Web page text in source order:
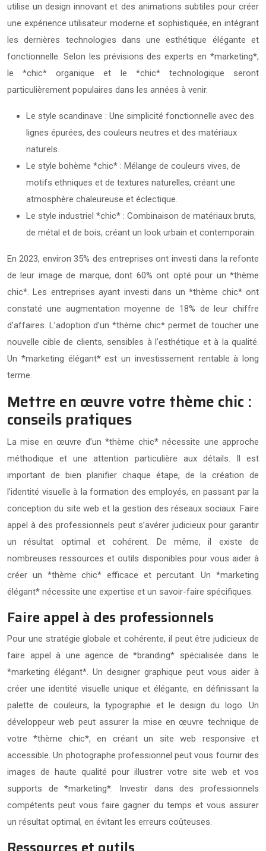
utilise un design innovant et des animations subtiles pour créer
une expérience utilisateur moderne et sophistiquée, en intégrant
les dernières technologies dans une esthétique élégante et
fonctionnelle. Selon les prévisions des experts en *marketing*,
le *chic* organique et le *chic* technologique seront
particulièrement populaires dans les années à venir.
Le style scandinave : Une simplicité fonctionnelle avec des
lignes épurées, des couleurs neutres et des matériaux
naturels.
Le style bohème *chic* : Mélange de couleurs vives, de
motifs ethniques et de textures naturelles, créant une
atmosphère chaleureuse et éclectique.
Le style industriel *chic* : Combinaison de matériaux bruts,
de métal et de bois, créant un look urbain et contemporain.
En 2023, environ 35% des entreprises ont investi dans la refonte
de leur image de marque, dont 60% ont opté pour un *thème
chic*. Les entreprises ayant investi dans un *thème chic* ont
constaté une augmentation moyenne de 18% de leur chiffre
d’affaires. L’adoption d’un *thème chic* permet de toucher une
nouvelle cible de clients, sensibles à l’esthétique et à la qualité.
Un *marketing élégant* est un investissement rentable à long
terme.
Mettre en œuvre votre thème chic :
conseils pratiques
La mise en œuvre d’un *thème chic* nécessite une approche
méthodique et une attention particulière aux détails. Il est
important de bien planifier chaque étape, de la création de
l’identité visuelle à la formation des employés, en passant par la
conception du site web et la gestion des réseaux sociaux. Faire
appel à des professionnels peut s’avérer judicieux pour garantir
un résultat optimal et cohérent. De même, il existe de
nombreuses ressources et outils disponibles pour vous aider à
créer un *thème chic* efficace et percutant. Un *marketing
élégant* nécessite une expertise et un savoir-faire spécifiques.
Faire appel à des professionnels
Pour une stratégie globale et cohérente, il peut être judicieux de
faire appel à une agence de *branding* spécialisée dans le
*marketing élégant*. Un designer graphique peut vous aider à
créer une identité visuelle unique et élégante, en définissant la
palette de couleurs, la typographie et le design du logo. Un
développeur web peut assurer la mise en œuvre technique de
votre *thème chic*, en créant un site web responsive et
accessible. Un photographe professionnel peut vous fournir des
images de haute qualité pour illustrer votre site web et vos
supports de *marketing*. Investir dans des professionnels
compétents peut vous faire gagner du temps et vous assurer
un résultat optimal, en évitant les erreurs coûteuses.